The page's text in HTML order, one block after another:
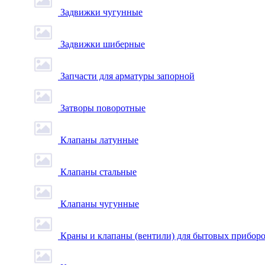
Задвижки чугунные
Задвижки шиберные
Запчасти для арматуры запорной
Затворы поворотные
Клапаны латунные
Клапаны стальные
Клапаны чугунные
Краны и клапаны (вентили) для бытовых